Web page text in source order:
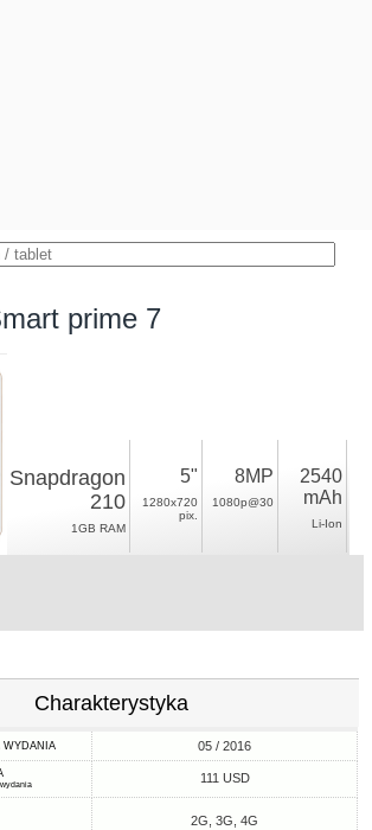
prime 7
Snapdragon
210
1GB RAM
5"
1280x720
pix.
8MP
1080p@30
2540
mAh
Li-Ion
Charakterystyka
WYDANIA 05 / 2016
111 USD
2G, 3G, 4G